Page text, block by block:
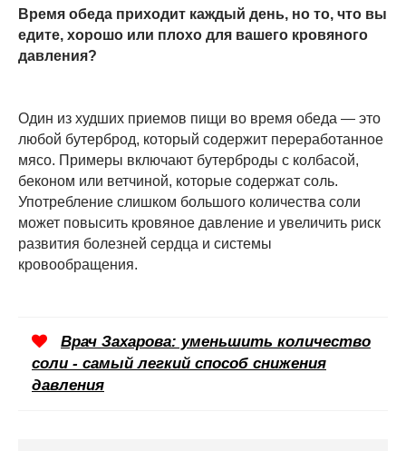
Время обеда приходит каждый день, но то, что вы
едите, хорошо или плохо для вашего кровяного
давления?
Один из худших приемов пищи во время обеда — это
любой бутерброд, который содержит переработанное
мясо. Примеры включают бутерброды с колбасой,
беконом или ветчиной, которые содержат соль.
Употребление слишком большого количества соли
может повысить кровяное давление и увеличить риск
развития болезней сердца и системы
кровообращения.
Врач Захарова: уменьшить количество
соли - самый легкий способ снижения
давления